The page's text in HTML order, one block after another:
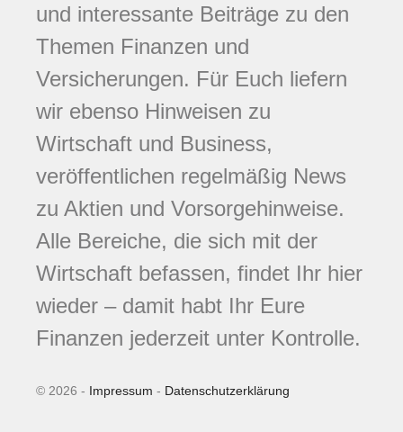
und interessante Beiträge zu den
Themen Finanzen und
Versicherungen. Für Euch liefern
wir ebenso Hinweisen zu
Wirtschaft und Business,
veröffentlichen regelmäßig News
zu Aktien und Vorsorgehinweise.
Alle Bereiche, die sich mit der
Wirtschaft befassen, findet Ihr hier
wieder – damit habt Ihr Eure
Finanzen jederzeit unter Kontrolle.
© 2026 - Impressum - Datenschutzerklärung